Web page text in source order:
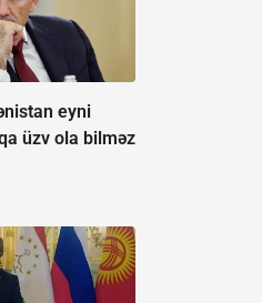
eyni
üzv ola bilməz